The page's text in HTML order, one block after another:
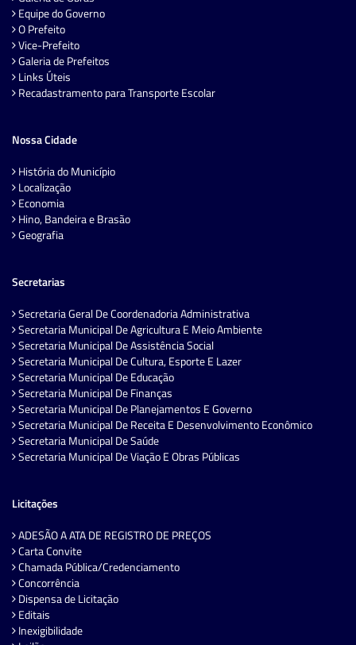
Equipe do Governo
O Prefeito
Vice-Prefeito
Galeria de Prefeitos
Links Úteis
Recadastramento para Transporte Escolar
Nossa Cidade
História do Município
Localização
Economia
Hino, Bandeira e Brasão
Geografia
Secretarias
Secretaria Geral De Coordenadoria Administrativa
Secretaria Municipal De Agricultura E Meio Ambiente
Secretaria Municipal De Assistência Social
Secretaria Municipal De Cultura, Esporte E Lazer
Secretaria Municipal De Educação
Secretaria Municipal De Finanças
Secretaria Municipal De Planejamentos E Governo
Secretaria Municipal De Receita E Desenvolvimento Econômico
Secretaria Municipal De Saúde
Secretaria Municipal De Viação E Obras Públicas
Licitações
ADESÃO A ATA DE REGISTRO DE PREÇOS
Carta Convite
Chamada Pública/Credenciamento
Concorrência
Dispensa de Licitação
Editais
Inexigibilidade